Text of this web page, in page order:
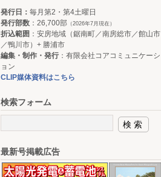
発行日： 毎月第2・第4土曜日
発行部数 ：26,700部 （2026年7月現在）
折込範囲 ：安房地域（鋸南町／南房総市／館山市
／鴨川市）+ 勝浦市
編集・制作・発行：有限会社コアコミュニケーシ
ョン
CLIP媒体資料はこちら
検索フォーム
最新号掲載広告